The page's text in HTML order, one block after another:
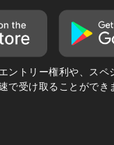
ントリー権利や、スペ
で受け取ることができ